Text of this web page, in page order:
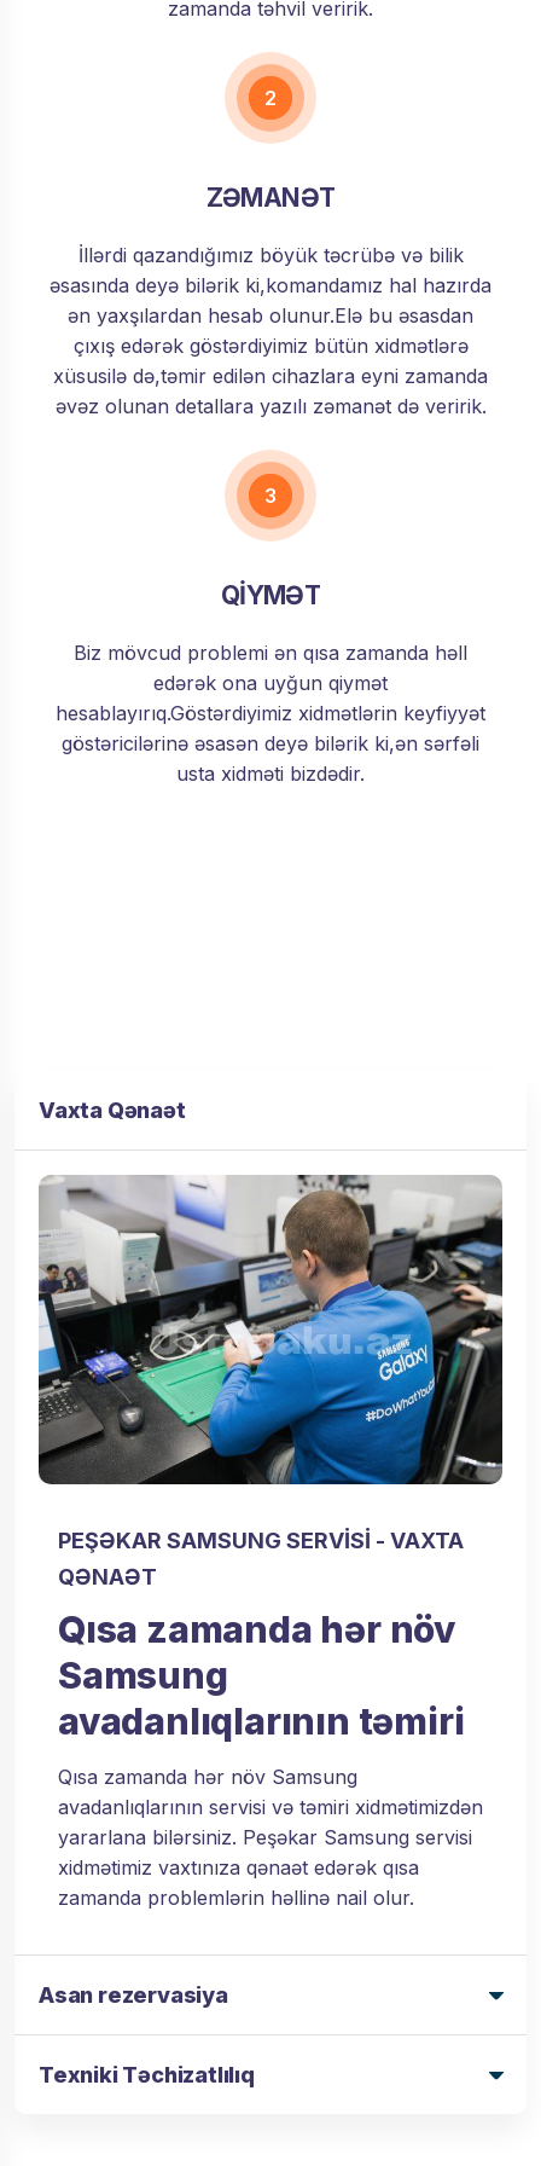
zamanda təhvil veririk.
2
ZƏMANƏT
İllərdi qazandığımız böyük təcrübə və bilik
əsasında deyə bilərik ki,komandamız hal hazırda
ən yaxşılardan hesab olunur.Elə bu əsasdan
çıxış edərək göstərdiyimiz bütün xidmətlərə
xüsusilə də,təmir edilən cihazlara eyni zamanda
əvəz olunan detallara yazılı zəmanət də veririk.
3
QİYMƏT
Biz mövcud problemi ən qısa zamanda həll
edərək ona uyğun qiymət
hesablayırıq.Göstərdiyimiz xidmətlərin keyfiyyət
göstəricilərinə əsasən deyə bilərik ki,ən sərfəli
usta xidməti bizdədir.
Vaxta Qənaət
PEŞƏKAR SAMSUNG SERVISI - VAXTA
QƏNAƏT
Qısa zamanda hər növ
Samsung
avadanlıqlarının təmiri
Qısa zamanda hər növ Samsung
avadanlıqlarının servisi və təmiri xidmətimizdən
yararlana bilərsiniz. Peşəkar Samsung servisi
xidmətimiz vaxtınıza qənaət edərək qısa
zamanda problemlərin həllinə nail olur.
Asan rezervasiya
Texniki Təchizatlılıq